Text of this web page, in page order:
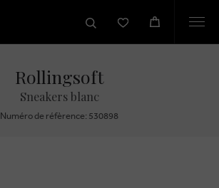
Rollingsoft
Sneakers blanc
Numéro de réfèrence: 530898